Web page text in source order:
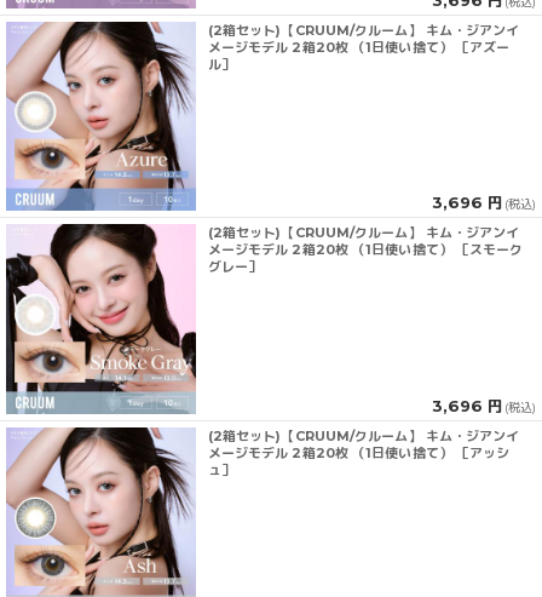
(2箱セット)【CRUUM/クルーム】 キム・ジアンイ
メージモデル 2箱20枚 （1日使い捨て） ［アズー
ル］
3,696 円 (税込)
(2箱セット)【CRUUM/クルーム】 キム・ジアンイ
メージモデル 2箱20枚 （1日使い捨て） ［スモーク
グレー］
3,696 円 (税込)
(2箱セット)【CRUUM/クルーム】 キム・ジアンイ
メージモデル 2箱20枚 （1日使い捨て） ［アッシ
ュ］